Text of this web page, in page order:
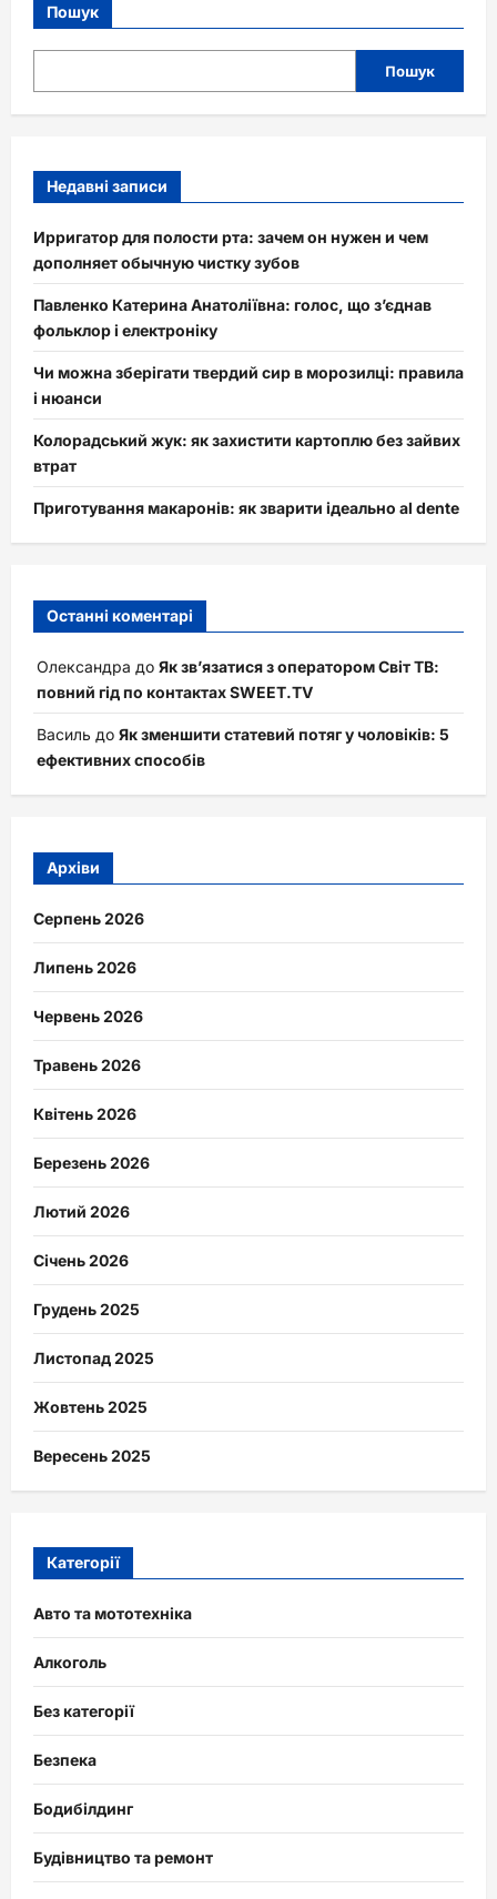
Пошук
Пошук
Недавні записи
Ирригатор для полости рта: зачем он нужен и чем
дополняет обычную чистку зубов
Павленко Катерина Анатоліївна: голос, що з’єднав
фольклор і електроніку
Чи можна зберігати твердий сир в морозилці: правила
і нюанси
Колорадський жук: як захистити картоплю без зайвих
втрат
Приготування макаронів: як зварити ідеально al dente
Останні коментарі
Олександра до Як зв’язатися з оператором Світ ТВ:
повний гід по контактах SWEET.TV
Василь до Як зменшити статевий потяг у чоловіків: 5
ефективних способів
Архіви
Серпень 2026
Липень 2026
Червень 2026
Травень 2026
Квітень 2026
Березень 2026
Лютий 2026
Січень 2026
Грудень 2025
Листопад 2025
Жовтень 2025
Вересень 2025
Категорії
Авто та мототехніка
Алкоголь
Без категорії
Безпека
Бодибілдинг
Будівництво та ремонт